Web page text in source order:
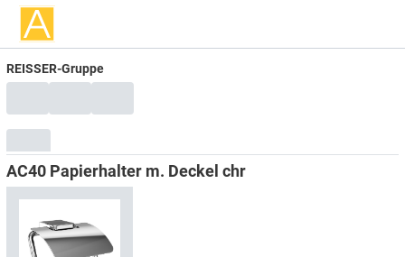
REISSER-Gruppe
AC40 Papierhalter m. Deckel chr